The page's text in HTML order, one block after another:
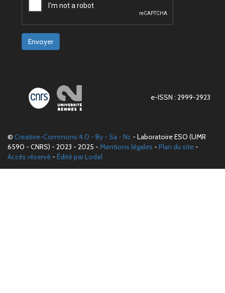
Envoyer
e-ISSN : 2999-2923
© Creative-Commons 4.0 - By - Sa - Nc - Laboratoire ESO (UMR
6590 - CNRS) - 2023 - 2025 - Mentions légales - Plan du site -
Accès réservé - Édité par Lodel